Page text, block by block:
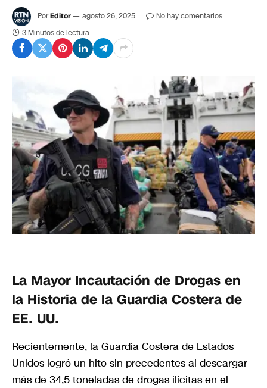
PorEditor agosto 26, 2025
No hay comentarios
3 Minutos de lectura
La Mayor Incautación de Drogas en
la Historia de la Guardia Costera de
EE. UU.
Recientemente, la Guardia Costera de Estados
Unidos logró un hito sin precedentes al descargar
más de 34,5 toneladas de drogas ilícitas en el